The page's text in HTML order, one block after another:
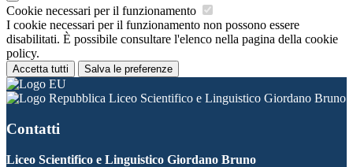
Cookie necessari per il funzionamento
I cookie necessari per il funzionamento non possono essere
disabilitati. È possibile consultare l'elenco nella pagina della cookie
policy.
Accetta tutti Salva le preferenze
Liceo Scientifico e Linguistico Giordano Bruno
Contatti
Liceo Scientifico e Linguistico Giordano Bruno